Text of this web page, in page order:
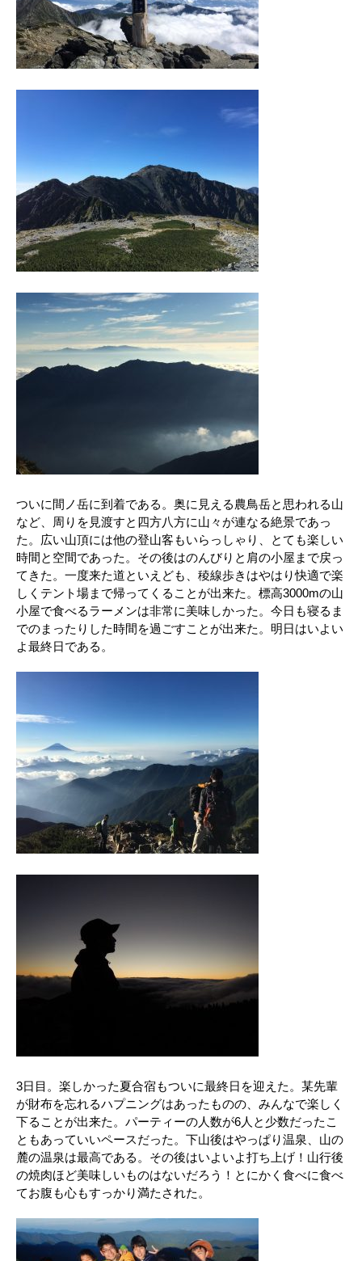
ついに間ノ岳に到着である。奥に見える農鳥岳と思われる山
など、周りを見渡すと四方八方に山々が連なる絶景であっ
た。広い山頂には他の登山客もいらっしゃり、とても楽しい
時間と空間であった。その後はのんびりと肩の小屋まで戻っ
てきた。一度来た道といえども、稜線歩きはやはり快適で楽
しくテント場まで帰ってくることが出来た。標高3000mの山
小屋で食べるラーメンは非常に美味しかった。今日も寝るま
でのまったりした時間を過ごすことが出来た。明日はいよい
よ最終日である。
3日目。楽しかった夏合宿もついに最終日を迎えた。某先輩
が財布を忘れるハプニングはあったものの、みんなで楽しく
下ることが出来た。パーティーの人数が6人と少数だったこ
ともあっていいペースだった。下山後はやっぱり温泉、山の
麓の温泉は最高である。その後はいよいよ打ち上げ！山行後
の焼肉ほど美味しいものはないだろう！とにかく食べに食べ
てお腹も心もすっかり満たされた。